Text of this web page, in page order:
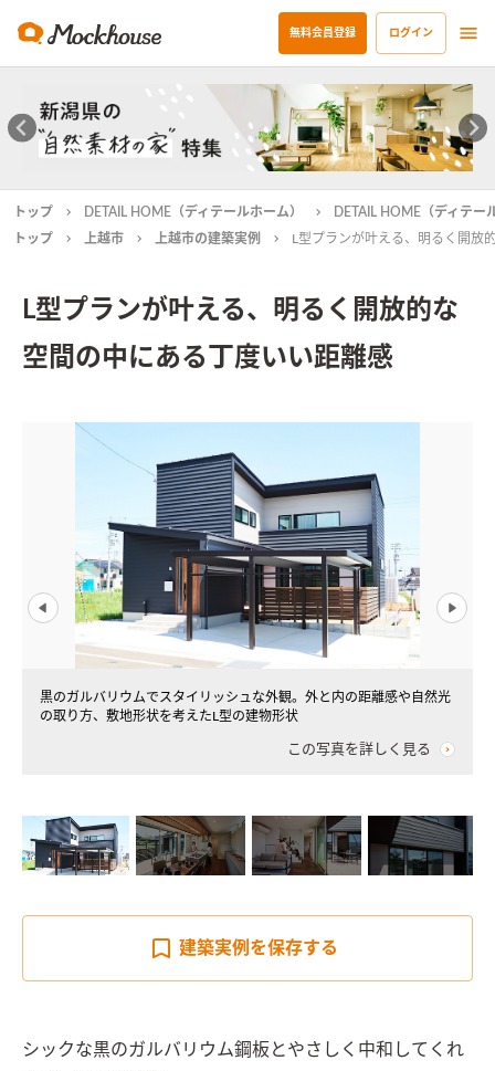
無料会員登録 ログイン
トップ DETAIL HOME（ディテールホーム）
DETAIL HOME（ディテ
トップ
上越市 上越市の建築実例 L型プランが叶える、明るく開放
L型プランが叶える、明るく開放的な
空間の中にある丁度いい距離感
黒のガルバリウムでスタイリッシュな外観。外と内の距離感や自然光
の取り方、敷地形状を考えたL型の建物形状
この写真を詳しく見る
建築実例を保存する
シックな黒のガルバリウム鋼板とやさしく中和してくれ